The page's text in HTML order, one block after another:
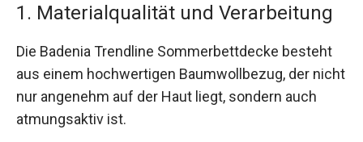
1. Materialqualität und Verarbeitung
Die Badenia Trendline Sommerbettdecke besteht
aus einem hochwertigen Baumwollbezug, der nicht
nur angenehm auf der Haut liegt, sondern auch
atmungsaktiv ist.